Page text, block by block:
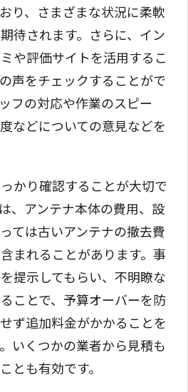
り、さまざまな状況に柔軟
待されます。さらに、イン
や評価サイトを活用するこ
声をチェックすることがで
フの対応や作業のスピー
などについての意見などを
かり確認することが大切で
、アンテナ本体の費用、設
ては古いアンテナの撤去費
まれることがあります。事
提示してもらい、不明瞭な
ことで、予算オーバーを防
ず追加料金がかかることを
いくつかの業者から見積も
とも有効です。